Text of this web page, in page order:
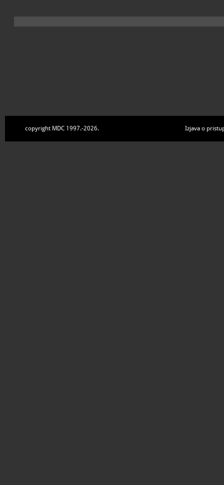
copyright MDC 1997.-2026. Izjava o